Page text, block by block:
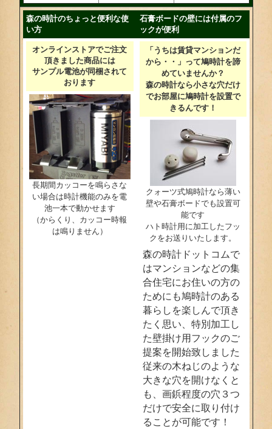
森の時計のちょっと便利な使
い方
石膏ボードの壁には付属のフ
ックが便利
オンラインストアでご注文
頂きました商品には
サンプル電池が同梱されて
おります
長期間カッコーを鳴らさな
い場合は時計機能のみを電
池一本で動かせます
（からくり、カッコー時報
は鳴りません）
「うちは賃貸マンションだ
から・・」って鳩時計を諦
めていませんか？
森の時計なら小さな穴だけ
でお部屋に鳩時計を設置で
きるんです！
クォーツ式鳩時計なら薄い
壁や石膏ボードでも設置可
能です
ハト時計用に加工したフッ
クをお送りいたします。
森の時計ドットコムで
はマンションなどの集
合住宅にお住いの方の
ためにも鳩時計のある
暮らしを楽しんで頂き
たく思い、特別加工し
た壁掛け用フックのご
提案を開始致しました
従来の木ねじのような
大きな穴を開けなくと
も、画鋲程度の穴３つ
だけで安全に取り付け
ることが可能です！